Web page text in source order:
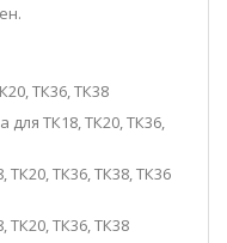
ТК36, ТК38
для ТК18, ТК20, ТК36,
ТК20, ТК36, ТК38, ТК36
ТК20, ТК36, ТК38